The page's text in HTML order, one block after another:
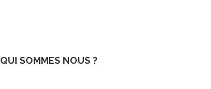
QUI SOMMES NOUS ?